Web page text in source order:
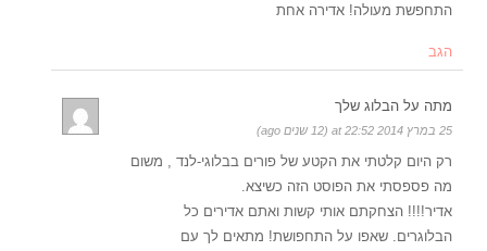
התחפשת מעולה! אדירה אחת
הגב
מתה על הבלוג שלך
25 במרץ 2014 at 22:52 (12 שנים ago)
רק היום קלטתי את הקטע של פורים בבלוגי-לנד , משום
מה פספסתי את הפוסט הזה כשיצא.
אדיר!!!! הצחקתם אותי קשות ואתם אדירים כל
הבלוגרים. שאפו על התחפושת! מתאים לך עם